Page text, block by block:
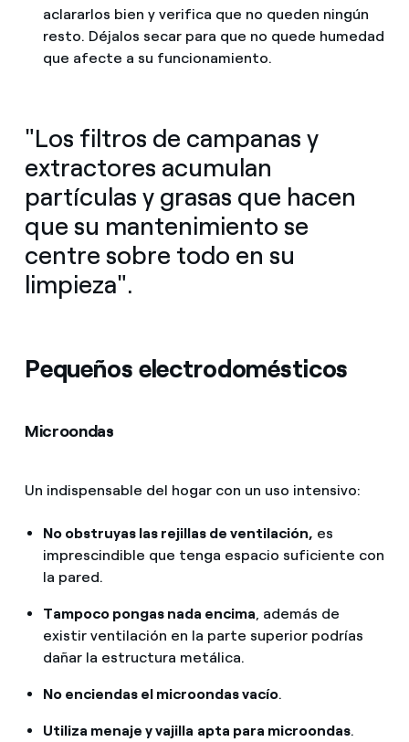
aclararlos bien y verifica que no queden ningún
resto. Déjalos secar para que no quede humedad
que afecte a su funcionamiento.
"Los filtros de campanas y
extractores acumulan
partículas y grasas que hacen
que su mantenimiento se
centre sobre todo en su
limpieza".
Pequeños electrodomésticos
Microondas
Un indispensable del hogar con un uso intensivo:
No obstruyas las rejillas de ventilación, es
imprescindible que tenga espacio suficiente con
la pared.
Tampoco pongas nada encima, además de
existir ventilación en la parte superior podrías
dañar la estructura metálica.
No enciendas el microondas vacío.
Utiliza menaje y vajilla apta para microondas.